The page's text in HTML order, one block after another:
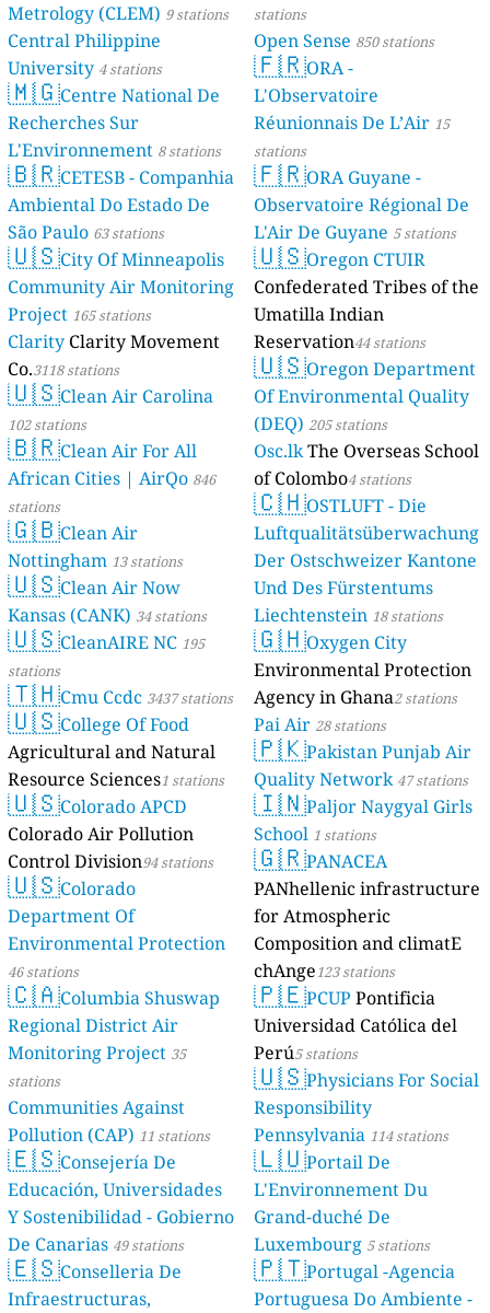
Metrology (CLEM) 9 stations
Central Philippine
University 4 stations
🇲🇬Centre National De
Recherches Sur
L'Environnement 8 stations
🇧🇷CETESB - Companhia
Ambiental Do Estado De
São Paulo 63 stations
🇺🇸City Of Minneapolis
Community Air Monitoring
Project 165 stations
Clarity Clarity Movement
Co.3118 stations
🇺🇸Clean Air Carolina
102 stations
🇧🇷Clean Air For All
African Cities | AirQo 846
stations
🇬🇧Clean Air
Nottingham 13 stations
🇺🇸Clean Air Now
Kansas (CANK) 34 stations
🇺🇸CleanAIRE NC 195
stations
🇹🇭Cmu Ccdc 3437 stations
🇺🇸College Of Food
Agricultural and Natural
Resource Sciences1 stations
🇺🇸Colorado APCD
Colorado Air Pollution
Control Division94 stations
🇺🇸Colorado
Department Of
Environmental Protection
46 stations
🇨🇦Columbia Shuswap
Regional District Air
Monitoring Project 35
stations
Communities Against
Pollution (CAP) 11 stations
🇪🇸Consejería De
Educación, Universidades
Y Sostenibilidad - Gobierno
De Canarias 49 stations
🇪🇸Conselleria De
Infraestructuras,
stations
Open Sense 850 stations
🇫🇷ORA -
L'Observatoire
Réunionnais De L’Air 15
stations
🇫🇷ORA Guyane -
Observatoire Régional De
L'Air De Guyane 5 stations
🇺🇸Oregon CTUIR
Confederated Tribes of the
Umatilla Indian
Reservation44 stations
🇺🇸Oregon Department
Of Environmental Quality
(DEQ) 205 stations
Osc.lkThe Overseas School
of Colombo4 stations
🇨🇭OSTLUFT - Die
Luftqualitätsüberwachung
Der Ostschweizer Kantone
Und Des Fürstentums
Liechtenstein 18 stations
🇬🇭Oxygen City
Environmental Protection
Agency in Ghana2 stations
Pai Air 28 stations
🇵🇰Pakistan Punjab Air
Quality Network 47 stations
🇮🇳Paljor Naygyal Girls
School 1 stations
🇬🇷PANACEA
PANhellenic infrastructure
for Atmospheric
Composition and climatE
chAnge123 stations
🇵🇪PCUP Pontificia
Universidad Católica del
Perú5 stations
🇺🇸Physicians For Social
Responsibility
Pennsylvania 114 stations
🇱🇺Portail De
L'Environnement Du
Grand-duché De
Luxembourg 5 stations
🇵🇹Portugal -Agencia
Portuguesa Do Ambiente -